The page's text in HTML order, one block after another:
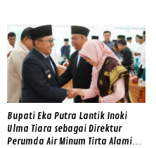
Bupati Eka Putra Lantik Inoki
Ulma Tiara sebagai Direktur
Perumda Air Minum Tirta Alami